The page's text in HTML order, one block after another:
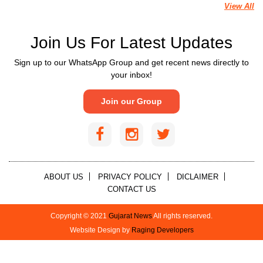
View All
Join Us For Latest Updates
Sign up to our WhatsApp Group and get recent news directly to
your inbox!
Join our Group
ABOUT US PRIVACY POLICY
DICLAIMER
CONTACT US
Copyright © 2021 Gujarat News All rights reserved.
Website Design by Raging Developers